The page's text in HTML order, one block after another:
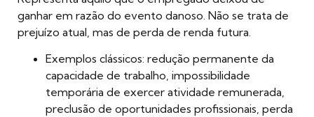
ganhar em razão do evento danoso. Não se trata de
prejuízo atual, mas de perda de renda futura.
Exemplos clássicos: redução permanente da
capacidade de trabalho, impossibilidade
temporária de exercer atividade remunerada,
preclusão de oportunidades profissionais, perda